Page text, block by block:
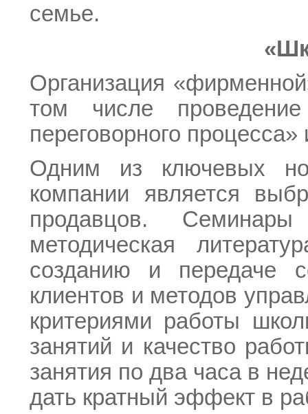
семье.
Организация
том числе
переговорного
Одним из ключевых
компании является
продавцов.
методическая
созданию и передаче
клиентов и методов
критериями работы
занятий и качество
занятия по два часа в
дать кратный эффект в